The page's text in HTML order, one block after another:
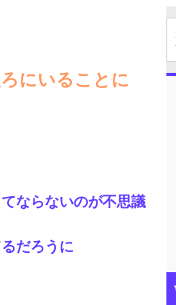
にいることに
ならないのが不思議
だろうに